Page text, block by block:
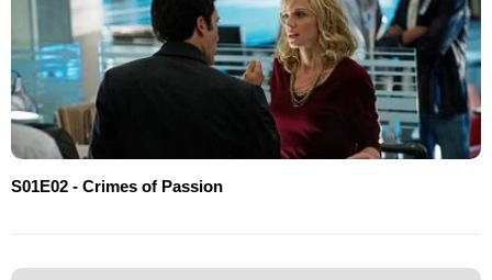
S01E02 - Crimes of Passion